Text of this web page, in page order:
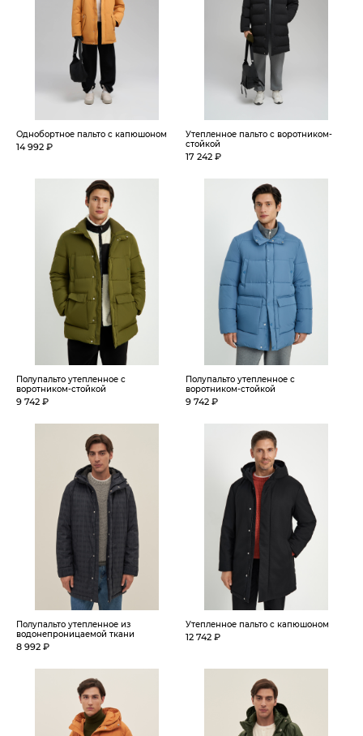
Однобортное пальто с капюшоном
14 992 ₽
Утепленное пальто с воротником-
стойкой
17 242 ₽
Полупальто утепленное с
воротником-стойкой
9 742 ₽
Полупальто утепленное с
воротником-стойкой
9 742 ₽
Полупальто утепленное из
водонепроницаемой ткани
8 992 ₽
Утепленное пальто с капюшоном
12 742 ₽